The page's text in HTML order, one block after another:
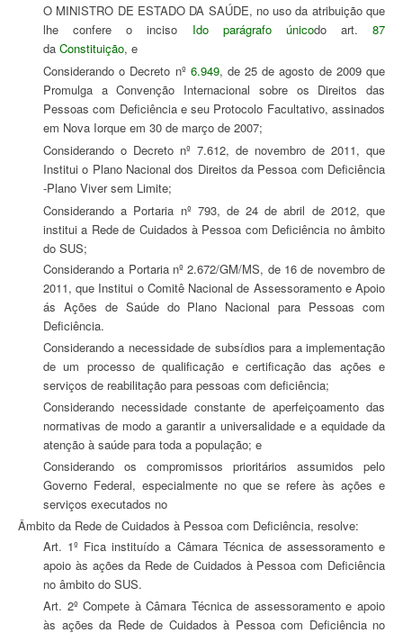
O MINISTRO DE ESTADO DA SAÚDE, no uso da atribuição que
lhe confere o inciso Ido parágrafo únicodo art. 87
da Constituição, e
Considerando o Decreto nº 6.949, de 25 de agosto de 2009 que
Promulga a Convenção Internacional sobre os Direitos das
Pessoas com Deficiência e seu Protocolo Facultativo, assinados
em Nova Iorque em 30 de março de 2007;
Considerando o Decreto nº 7.612, de novembro de 2011, que
Institui o Plano Nacional dos Direitos da Pessoa com Deficiência
-Plano Viver sem Limite;
Considerando a Portaria nº 793, de 24 de abril de 2012, que
institui a Rede de Cuidados à Pessoa com Deficiência no âmbito
do SUS;
Considerando a Portaria nº 2.672/GM/MS, de 16 de novembro de
2011, que Institui o Comitê Nacional de Assessoramento e Apoio
ás Ações de Saúde do Plano Nacional para Pessoas com
Deficiência.
Considerando a necessidade de subsídios para a implementação
de um processo de qualificação e certificação das ações e
serviços de reabilitação para pessoas com deficiência;
Considerando necessidade constante de aperfeiçoamento das
normativas de modo a garantir a universalidade e a equidade da
atenção à saúde para toda a população; e
Considerando os compromissos prioritários assumidos pelo
Governo Federal, especialmente no que se refere às ações e
serviços executados no
âmbito da Rede de Cuidados à Pessoa com Deficiência, resolve:
Art. 1º Fica instituído a Câmara Técnica de assessoramento e
apoio às ações da Rede de Cuidados à Pessoa com Deficiência
no âmbito do SUS.
Art. 2º Compete à Câmara Técnica de assessoramento e apoio
às ações da Rede de Cuidados à Pessoa com Deficiência no